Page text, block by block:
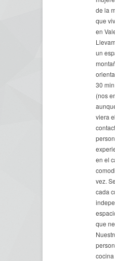
de la
que
en
un
30
(nos
viera
en el
vez.
cada
que